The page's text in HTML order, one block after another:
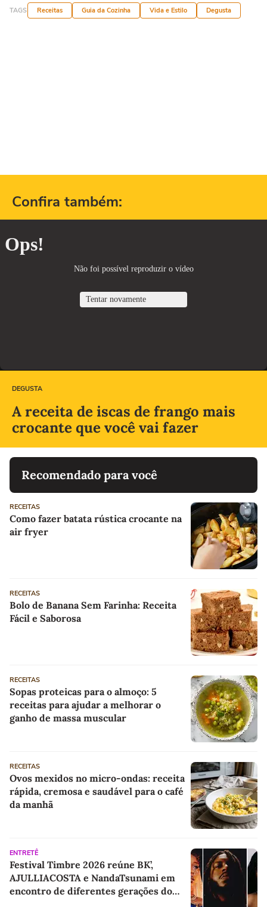
TAGS Receitas Guia da Cozinha Vida e Estilo Degusta
Confira também:
DEGUSTA
A receita de iscas de frango mais
crocante que você vai fazer
Recomendado para você
RECEITAS
Como fazer batata rústica crocante na
air fryer
RECEITAS
Bolo de Banana Sem Farinha: Receita
Fácil e Saborosa
RECEITAS
Sopas proteicas para o almoço: 5
receitas para ajudar a melhorar o
ganho de massa muscular
RECEITAS
Ovos mexidos no micro-ondas: receita
rápida, cremosa e saudável para o café
da manhã
ENTRETÊ
Festival Timbre 2026 reúne BK’,
AJULLIACOSTA e NandaTsunami em
encontro de diferentes gerações do